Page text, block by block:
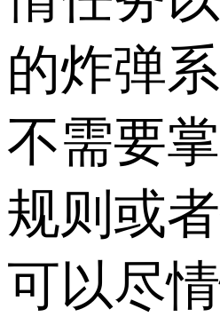
的炸弹
不需要
规则或
可以尽情